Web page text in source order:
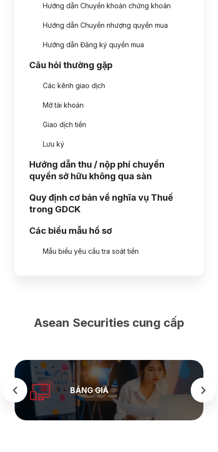
Hướng dẫn Chuyển khoản chứng khoán
Hướng dẫn Chuyển nhượng quyền mua
Hướng dẫn Đăng ký quyền mua
Câu hỏi thường gặp
Các kênh giao dịch
Mở tài khoản
Giao dịch tiền
Lưu ký
Hướng dẫn thu / nộp phí chuyển
quyền sở hữu không qua sàn
Quy định cơ bản về nghĩa vụ Thuế
trong GDCK
Các biểu mẫu hồ sơ
Mẫu biểu yêu cầu tra soát tiền
Asean Securities cung cấp
BẢNG GIÁ